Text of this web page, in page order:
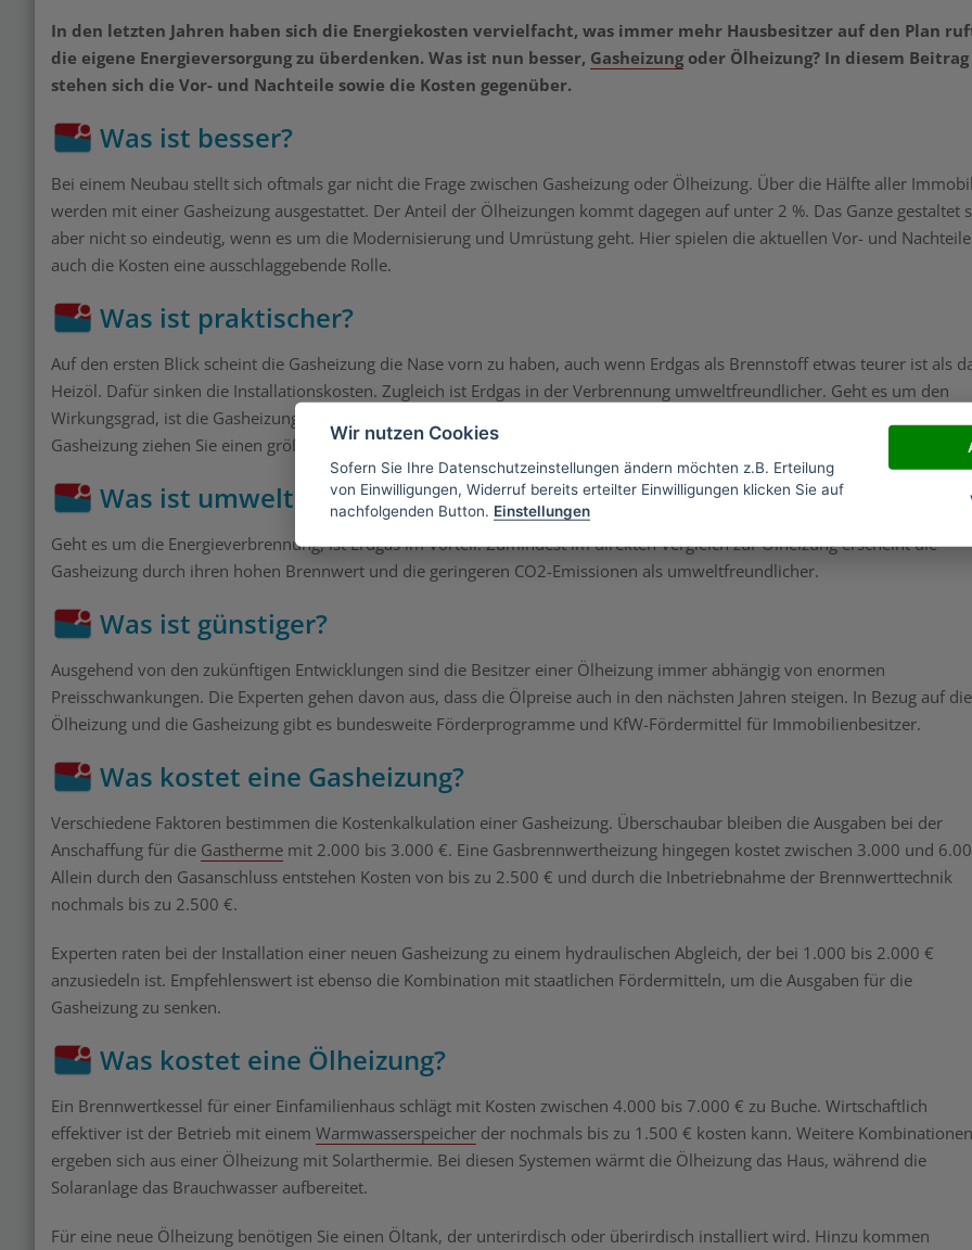
In den letzten Jahren haben sich die Energiekosten vervielfacht, was immer mehr Hausbesitzer auf den Plan
die eigene Energieversorgung zu überdenken. Was ist nun besser, Gasheizung oder Ölheizung? In diesem Beitrag
stehen sich die Vor- und Nachteile sowie die Kosten gegenüber.
Was ist besser?
Bei einem Neubau stellt sich oftmals gar nicht die Frage zwischen Gasheizung oder Ölheizung. Über die Hälfte aller
werden mit einer Gasheizung ausgestattet. Der Anteil der Ölheizungen kommt dagegen auf unter 2 %. Das Ganze gestaltet
aber nicht so eindeutig, wenn es um die Modernisierung und Umrüstung geht. Hier spielen die aktuellen Vor- und
auch die Kosten eine ausschlaggebende Rolle.
Was ist praktischer?
Auf den ersten Blick scheint die Gasheizung die Nase vorn zu haben, auch wenn Erdgas als Brennstoff etwas teurer ist als
Heizöl. Dafür sinken die Installationskosten. Zugleich ist Erdgas in der Verbrennung umweltfreundlicher. Geht es um den
Wirkungsgrad, ist die Gasheizung im Vorteil. Schließlich kommt ein moderner Gasbrennwertkessel auf 109 %. Mit einer
Gasheizung ziehen Sie einen größeren Nutzen aus dem Brennwerteffekt.
Was ist umweltbewusster?
Geht es um die Energieverbrennung, ist Erdgas im Vorteil. Zumindest im direkten Vergleich zur Ölheizung erscheint die
Gasheizung durch ihren hohen Brennwert und die geringeren CO2-Emissionen als umweltfreundlicher.
Was ist günstiger?
Ausgehend von den zukünftigen Entwicklungen sind die Besitzer einer Ölheizung immer abhängig von enormen
Preisschwankungen. Die Experten gehen davon aus, dass die Ölpreise auch in den nächsten Jahren steigen. In Bezug auf die
Ölheizung und die Gasheizung gibt es bundesweite Förderprogramme und KfW-Fördermittel für Immobilienbesitzer.
Was kostet eine Gasheizung?
Verschiedene Faktoren bestimmen die Kostenkalkulation einer Gasheizung. Überschaubar bleiben die Ausgaben bei der
Anschaffung für die Gastherme mit 2.000 bis 3.000 €. Eine Gasbrennwertheizung hingegen kostet zwischen 3.000 und
Allein durch den Gasanschluss entstehen Kosten von bis zu 2.500 € und durch die Inbetriebnahme der Brennwerttechnik
nochmals bis zu 2.500 €.
Experten raten bei der Installation einer neuen Gasheizung zu einem hydraulischen Abgleich, der bei 1.000 bis 2.000 €
anzusiedeln ist. Empfehlenswert ist ebenso die Kombination mit staatlichen Fördermitteln, um die Ausgaben für die
Gasheizung zu senken.
Was kostet eine Ölheizung?
Ein Brennwertkessel für einer Einfamilienhaus schlägt mit Kosten zwischen 4.000 bis 7.000 € zu Buche. Wirtschaftlich
effektiver ist der Betrieb mit einem Warmwasserspeicher der nochmals bis zu 1.500 € kosten kann. Weitere Kombinationen
ergeben sich aus einer Ölheizung mit Solarthermie. Bei diesen Systemen wärmt die Ölheizung das Haus, während die
Solaranlage das Brauchwasser aufbereitet.
Für eine neue Ölheizung benötigen Sie einen Öltank, der unterirdisch oder überirdisch installiert wird. Hinzu kommen
Wir nutzen Cookies
Sofern Sie Ihre Datenschutzeinstellungen ändern möchten z.B. Erteilung
von Einwilligungen, Widerruf bereits erteilter Einwilligungen klicken Sie auf
nachfolgenden Button. Einstellungen